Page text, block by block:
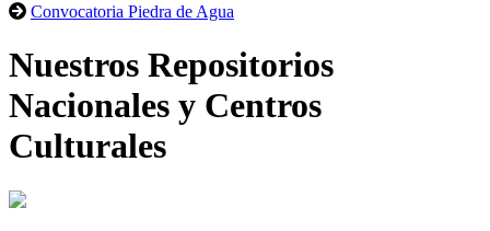
Convocatoria Piedra de Agua
Nuestros Repositorios
Nacionales y Centros
Culturales